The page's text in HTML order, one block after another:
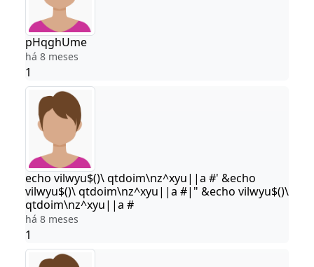
pHqghUme
há 8 meses
1
echo vilwyu$()\ qtdoim\nz^xyu||a #' &echo
vilwyu$()\ qtdoim\nz^xyu||a #|" &echo vilwyu$()\
qtdoim\nz^xyu||a #
há 8 meses
1